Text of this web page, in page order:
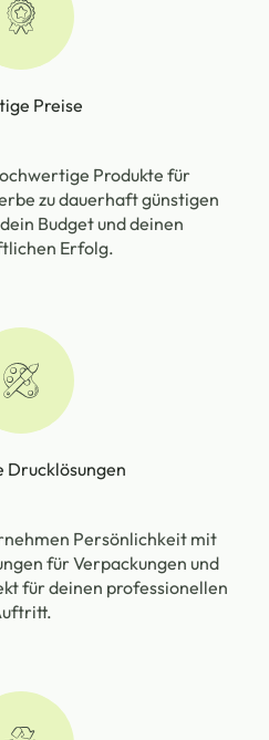
Preise
Produkte für
zu dauerhaft günstigen
Budget und deinen
Erfolg.
Drucklösungen
Persönlichkeit mit
für Verpackungen und
für deinen professionellen